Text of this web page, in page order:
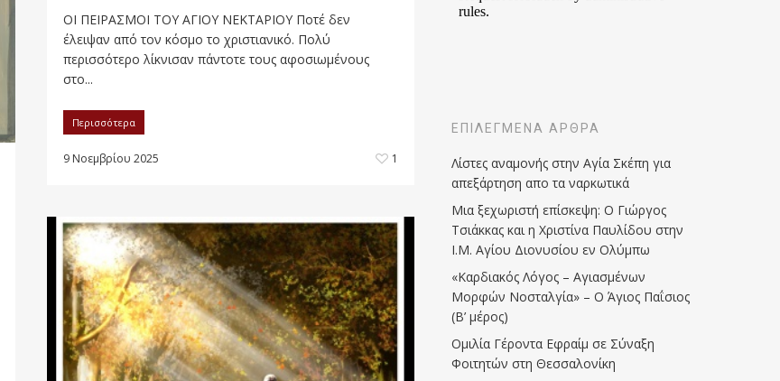
ΟΙ ΠΕΙΡΑΣΜΟΙ ΤΟΥ ΑΓΙΟΥ ΝΕΚΤΑΡΙΟΥ Ποτέ δεν
έλειψαν από τον κόσμο το χριστιανικό. Πολύ
περισσότερο λίκνισαν πάντοτε τους αφοσιωμένους
στο...
Περισσότερα
9 Νοεμβρίου 2025 1
ΕΠΙΛΕΓΜΈΝΑ ΆΡΘΡΑ
Λίστες αναμονής στην Αγία Σκέπη για
απεξάρτηση απο τα ναρκωτικά
Μια ξεχωριστή επίσκεψη: Ο Γιώργος
Τσιάκκας και η Χριστίνα Παυλίδου στην
Ι.Μ. Αγίου Διονυσίου εν Ολύμπω
«Καρδιακός Λόγος – Αγιασμένων
Μορφών Νοσταλγία» – Ο Άγιος Παΐσιος
(Β’ μέρος)
Ομιλία Γέροντα Εφραίμ σε Σύναξη
Φοιτητών στη Θεσσαλονίκη